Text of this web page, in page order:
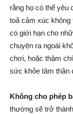
rằng họ có thể yêu
toả cảm xúc
có giới hạn cho
chuyện ra ngoài
chơi, hoặc thậm
sức khỏe tâm thần
Không cho phép
thường sẽ trở